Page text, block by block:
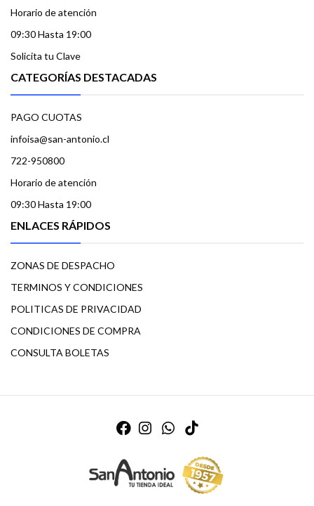
Horario de atención
09:30 Hasta 19:00
Solicita tu Clave
CATEGORÍAS DESTACADAS
PAGO CUOTAS
infoisa@san-antonio.cl
722-950800
Horario de atención
09:30 Hasta 19:00
ENLACES RÁPIDOS
ZONAS DE DESPACHO
TERMINOS Y CONDICIONES
POLITICAS DE PRIVACIDAD
CONDICIONES DE COMPRA
CONSULTA BOLETAS